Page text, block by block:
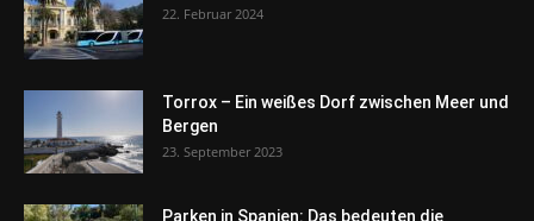
22. Februar 2024
Torrox – Ein weißes Dorf zwischen Meer und
Bergen
23. September 2023
Parken in Spanien: Das bedeuten die